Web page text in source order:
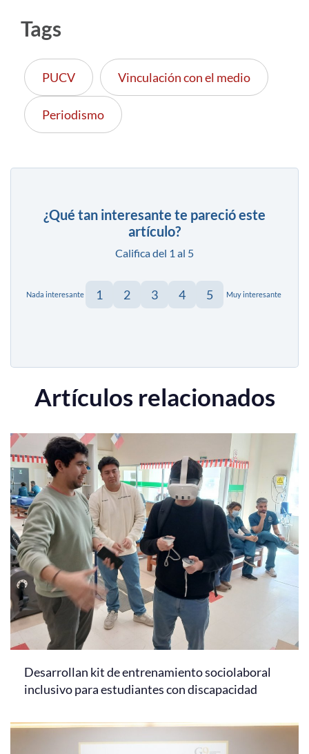
Tags
PUCV Vinculación con el medio
Periodismo
¿Qué tan interesante te pareció este
artículo?
Califica del 1 al 5
Nada interesante 1 2 3 4 5 Muy interesante
Artículos relacionados
Desarrollan kit de entrenamiento sociolaboral
inclusivo para estudiantes con discapacidad